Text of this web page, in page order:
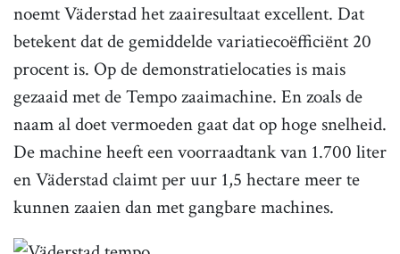
noemt Väderstad het zaairesultaat excellent. Dat
betekent dat de gemiddelde variatiecoëfficiënt 20
procent is. Op de demonstratielocaties is mais
gezaaid met de Tempo zaaimachine. En zoals de
naam al doet vermoeden gaat dat op hoge snelheid.
De machine heeft een voorraadtank van 1.700 liter
en Väderstad claimt per uur 1,5 hectare meer te
kunnen zaaien dan met gangbare machines.